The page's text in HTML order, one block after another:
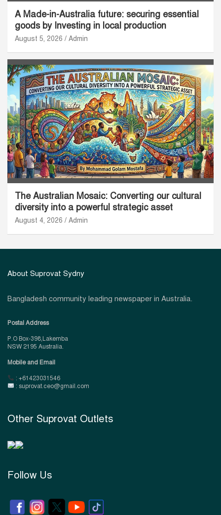
A Made-in-Australia future: securing essential
goods by Investing in local production
August 5, 2026 Admin
The Australian Mosaic: Converting our cultural
diversity into a powerful strategic asset
August 4, 2026 Admin
About Suprovat Sydny
Bangladesh community leading newspaper in Australia.
Postal Address
P.O Box-398,Lakemba
NSW 2195 Australia.
Mobile and Email
: +61423031546
: suprovat.ceo@gmail.com
Other Suprovat Outlets
Follow Us